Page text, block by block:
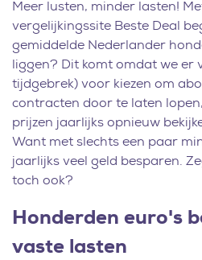
Meer lusten, minder lasten!
vergelijkingssite Beste Deal
gemiddelde Nederlander
liggen? Dit komt omdat we er
tijdgebrek) voor kiezen om
contracten door te laten
prijzen jaarlijks opnieuw
Want met slechts een paar
jaarlijks veel geld besparen.
toch ook?
Honderden euro's
vaste lasten